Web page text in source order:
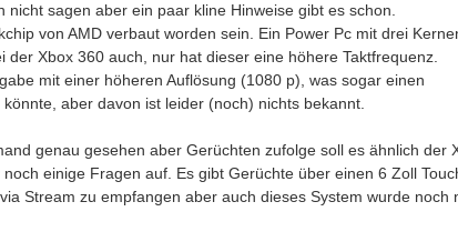
sagen aber ein paar kline Hinweise gibt es schon.
von AMD verbaut worden sein. Ein Power Pc mit drei
der Xbox 360 auch, nur hat dieser eine höhere Taktfrequenz.
mit einer höheren Auflösung (1080 p), was sogar einen
aber davon ist leider (noch) nichts bekannt.
genau gesehen aber Gerüchten zufolge soll es ähnlich der
einige Fragen auf. Es gibt Gerüchte über einen 6 Zoll
Stream zu empfangen aber auch dieses System wurde noch